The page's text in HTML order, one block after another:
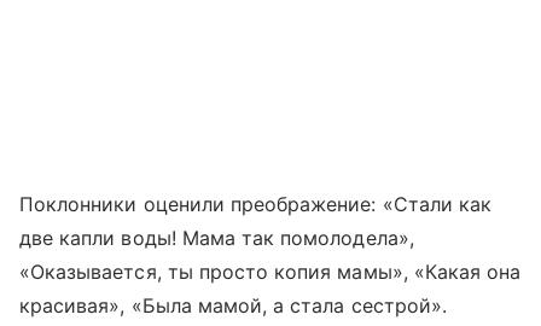
Поклонники оценили преображение: «Стали как
две капли воды! Мама так помолодела»,
«Оказывается, ты просто копия мамы», «Какая она
красивая», «Была мамой, а стала сестрой».